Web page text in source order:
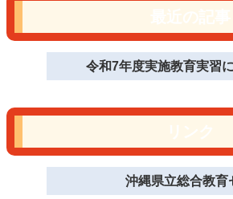
令和7年度実施教育実習
沖縄県立総合教育